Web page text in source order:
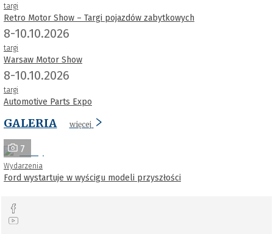
targi
Retro Motor Show – Targi pojazdów zabytkowych
8-10.10.2026
targi
Warsaw Motor Show
8-10.10.2026
targi
Automotive Parts Expo
GALERIA więcej
7
Wydarzenia
Ford wystartuje w wyścigu modeli przyszłości